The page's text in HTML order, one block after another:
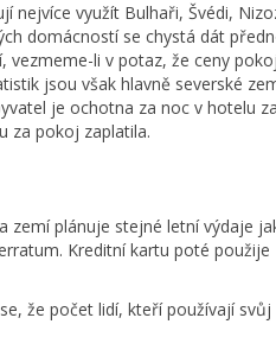
nejvíce využít Bulhaři, Švédi,
domácností se chystá dát
vezmeme-li v potaz, že ceny
jsou však hlavně severské
je ochotna za noc v hotelu
za pokoj zaplatila.
zemí plánuje stejné letní výdaje
Kreditní kartu poté použije
že počet lidí, kteří používají svůj